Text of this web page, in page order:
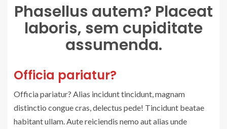
Phasellus autem? Placeat
laboris, sem cupiditate
assumenda.
Officia pariatur?
Officia pariatur? Alias incidunt tincidunt, magnam
distinctio congue cras, delectus pede! Tincidunt beatae
habitant ullam. Aute reiciendis nemo aut alias unde